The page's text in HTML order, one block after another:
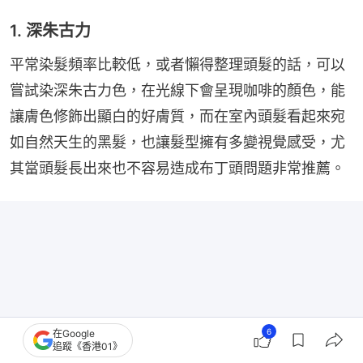
1. 深朱古力
平常染髮頻率比較低，或者懶得整理頭髮的話，可以
嘗試染深朱古力色，在光線下會呈現咖啡的顏色，能
讓膚色修飾出顯白的好膚質，而在室內頭髮看起來宛
如自然天生的黑髮，也讓髮型擁有多變視覺感受，尤
其當頭髮長出來也不容易造成布丁頭問題非常推薦。
在Google
追蹤《香港01》
6